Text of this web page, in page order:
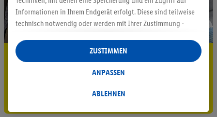
5.95 € Versand sparen³²ᵃ
Jetzt zum Newsletter anmelden
Gutschein sichern!
Informationen in Ihrem Endgerät erfolgt. Diese sind teilweise
technisch notwendig oder werden mit Ihrer Zustimmung -
auch durch Partner (u.a.
Verantwortliche; im Zusammenhang mit dem IAB TCF
insgesamt
Statistik-Erstellung oder für personalisierte Werbung
Datenverarbeitungen für personalisierte Werbung werden
ABLEHNEN
ANPASSEN
ZUSTIMMEN